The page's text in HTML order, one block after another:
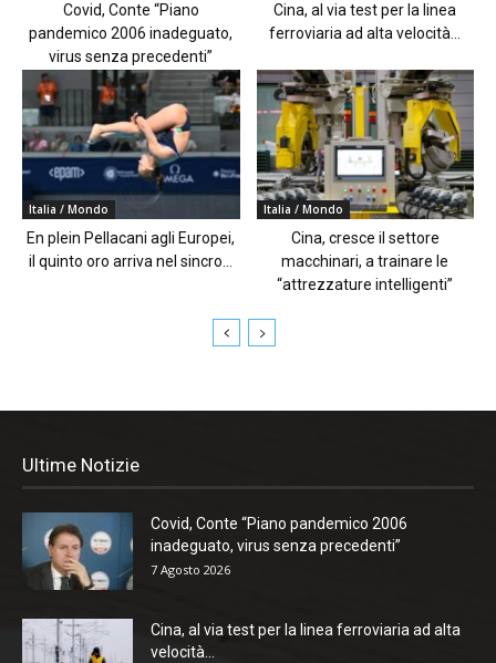
Covid, Conte “Piano
pandemico 2006 inadeguato,
virus senza precedenti”
Cina, al via test per la linea
ferroviaria ad alta velocità...
Italia / Mondo
En plein Pellacani agli Europei,
il quinto oro arriva nel sincro...
Italia / Mondo
Cina, cresce il settore
macchinari, a trainare le
“attrezzature intelligenti”
Ultime Notizie
Covid, Conte “Piano pandemico 2006
inadeguato, virus senza precedenti”
7 Agosto 2026
Cina, al via test per la linea ferroviaria ad alta
velocità...